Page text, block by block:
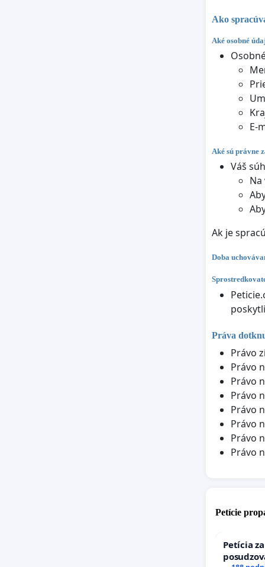
Ako
Aké osobné
E-
Aké sú právne
Váš
Ak je
Doba
Práva
Právo
Právo
Právo
Právo
Právo
Právo
Právo
Právo
Petície
Petícia